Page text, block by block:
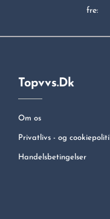
fre:
Topvvs.dk
Om os
Privatlivs - og
Handelsbetingelser